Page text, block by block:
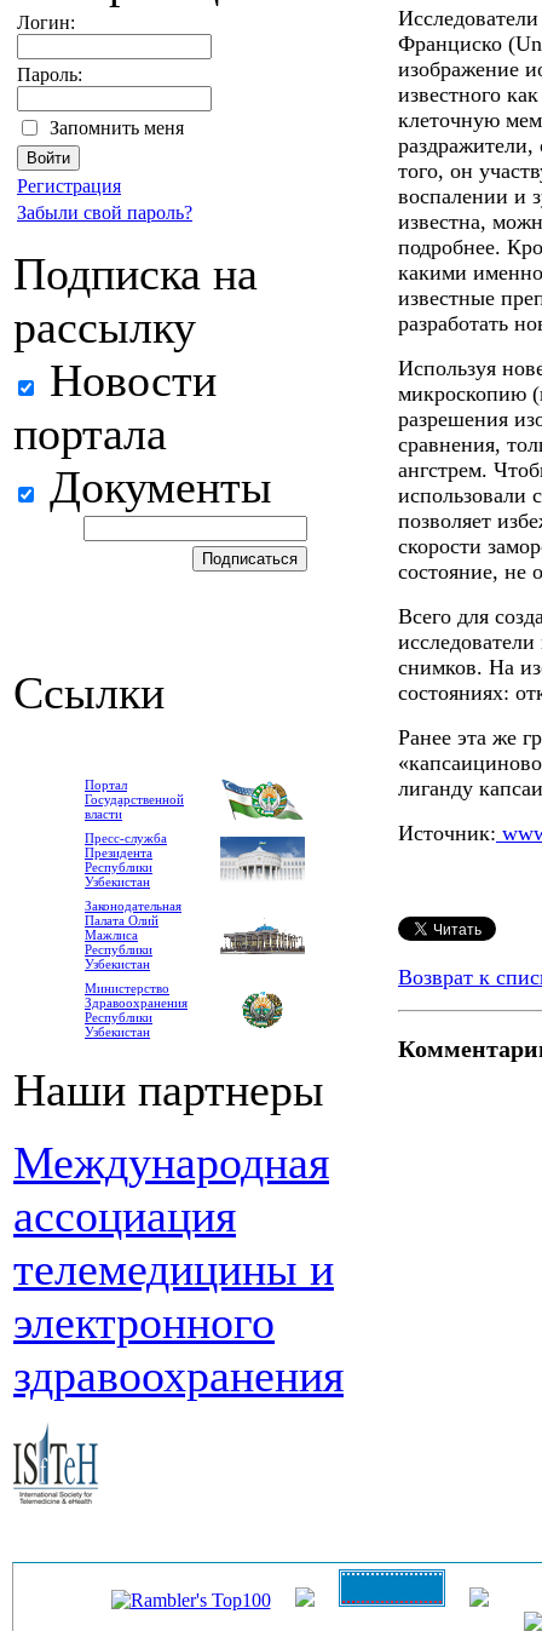
Логин:
Пароль:
Запомнить меня
Регистрация
Забыли свой пароль?
Подписка на
рассылку
Новости
портала
Документы
Ссылки
Портал
Государственной
власти
Пресс-служба
Президента
Республики
Узбекистан
Законодательная
Палата Олий
Мажлиса
Республики
Узбекистан
Министерство
Здравоохранения
Республики
Узбекистан
Наши партнеры
Международная
ассоциация
телемедицины и
электронного
здравоохранения
Франциско
изображение
известного
клеточную
раздражители,
того, он
воспалении и
известна,
подробнее.
какими
известные
разработать
Используя
микроскопию
разрешения
сравнения,
ангстрем.
использовали
позволяет
скорости
состояние, не
Всего для
снимков. На
состояниях:
Ранее эта же
лиганду
Источник:
Возврат к